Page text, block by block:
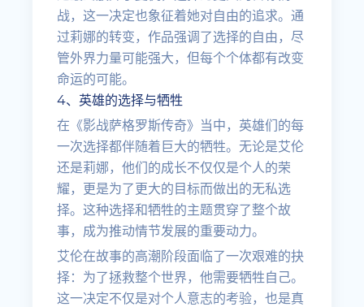
战，这一决定也象征着她对自由的追求。通
过莉娜的转变，作品强调了选择的自由，尽
管外界力量可能强大，但每个个体都有改变
命运的可能。
4、英雄的选择与牺牲
在《影战萨格罗斯传奇》当中，英雄们的每
一次选择都伴随着巨大的牺牲。无论是艾伦
还是莉娜，他们的成长不仅仅是个人的荣
耀，更是为了更大的目标而做出的无私选
择。这种选择和牺牲的主题贯穿了整个故
事，成为推动情节发展的重要动力。
艾伦在故事的高潮阶段面临了一次艰难的抉
择：为了拯救整个世界，他需要牺牲自己。
这一决定不仅是对个人意志的考验，也是真